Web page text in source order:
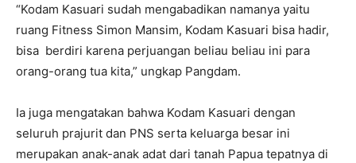
“Kodam Kasuari sudah mengabadikan namanya yaitu
ruang Fitness Simon Mansim, Kodam Kasuari bisa hadir,
bisa berdiri karena perjuangan beliau beliau ini para
orang-orang tua kita,” ungkap Pangdam.
Ia juga mengatakan bahwa Kodam Kasuari dengan
seluruh prajurit dan PNS serta keluarga besar ini
merupakan anak-anak adat dari tanah Papua tepatnya di